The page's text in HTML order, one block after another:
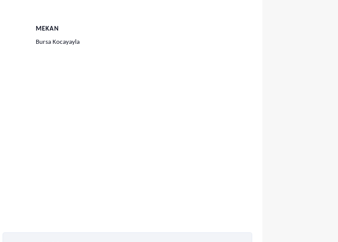
MEKAN
Bursa Kocayayla